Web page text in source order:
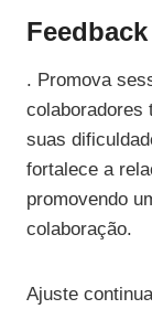
. Promova
colaboradores
suas
fortalece a
promovendo
colaboração.
Ajuste